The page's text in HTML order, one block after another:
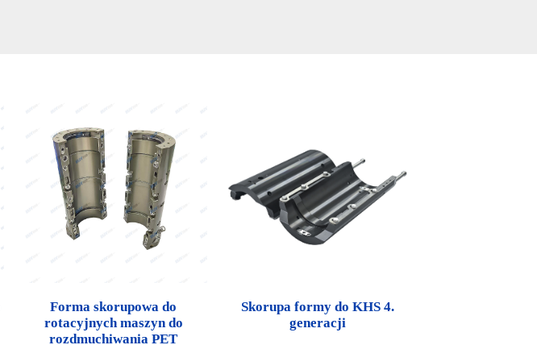
Forma skorupowa do
rotacyjnych maszyn do
rozdmuchiwania PET
Skorupa formy do KHS 4.
generacji